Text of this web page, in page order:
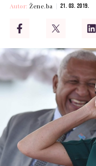
Autor:Žene.ba 21. 03. 2019.